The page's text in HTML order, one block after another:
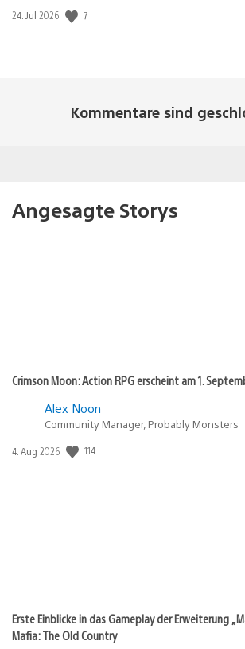
Veröffentlichungsdatum:
24. Jul 2026 7
Kommentare sind
Angesagte Storys
Crimson Moon: Action RPG erscheint am 1.
Alex Noon
Community Manager, Probably Monsters
Veröffentlichungsdatum:
4. Aug 2026 114
Erste Einblicke in das Gameplay der Erweiterung
Mafia: The Old Country